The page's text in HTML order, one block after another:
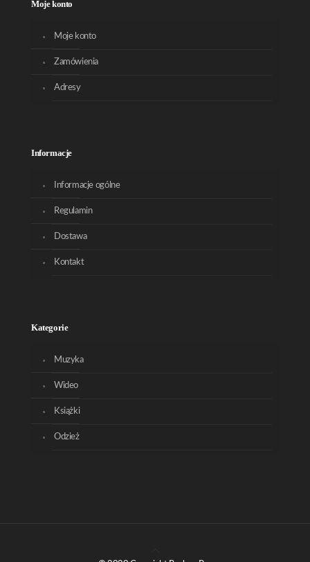
Moje konto
Moje konto
Zamówienia
Adresy
Informacje
Informacje ogólne
Regulamin
Dostawa
Kontakt
Kategorie
Muzyka
Wideo
Książki
Odzież